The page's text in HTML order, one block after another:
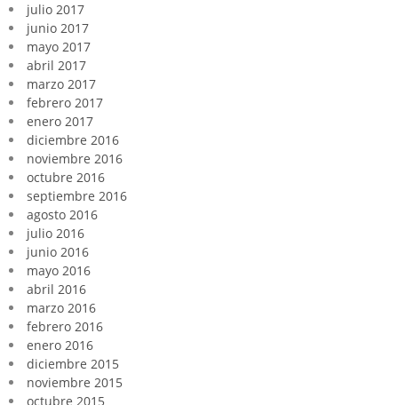
julio 2017
junio 2017
mayo 2017
abril 2017
marzo 2017
febrero 2017
enero 2017
diciembre 2016
noviembre 2016
octubre 2016
septiembre 2016
agosto 2016
julio 2016
junio 2016
mayo 2016
abril 2016
marzo 2016
febrero 2016
enero 2016
diciembre 2015
noviembre 2015
octubre 2015